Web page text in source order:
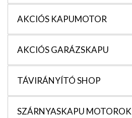
AKCIÓS KAPUMOTOR
AKCIÓS GARÁZSKAPU
TÁVIRÁNYÍTÓ SHOP
SZÁRNYASKAPU MOTOROK